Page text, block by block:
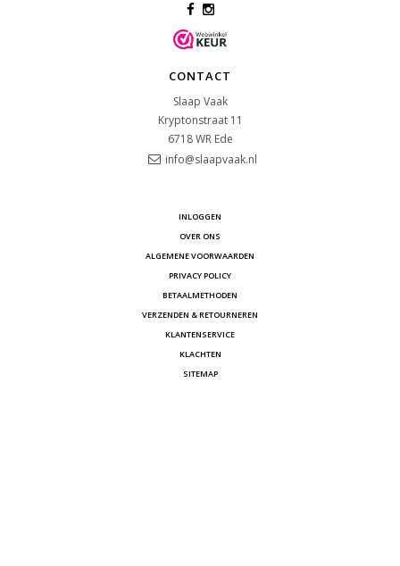
CONTACT
Slaap Vaak
Kryptonstraat 11
6718 WR Ede
info@slaapvaak.nl
INLOGGEN
OVER ONS
ALGEMENE VOORWAARDEN
PRIVACY POLICY
BETAALMETHODEN
VERZENDEN & RETOURNEREN
KLANTENSERVICE
KLACHTEN
SITEMAP